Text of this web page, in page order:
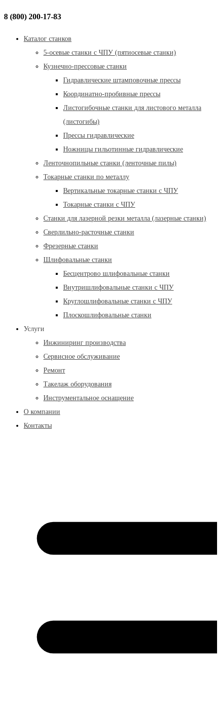
8 (800) 200-17-83
Каталог станков
5-осевые станки с ЧПУ (пятиосевые станки)
Кузнечно-прессовые станки
Гидравлические штамповочные прессы
Координатно-пробивные прессы
Листогибочные станки для листового металла
(листогибы)
Прессы гидравлические
Ножницы гильотинные гидравлические
Ленточнопильные станки (ленточные пилы)
Токарные станки по металлу
Вертикальные токарные станки с ЧПУ
Токарные станки с ЧПУ
Станки для лазерной резки металла (лазерные станки)
Сверлильно-расточные станки
Фрезерные станки
Шлифовальные станки
Бесцентрово шлифовальные станки
Внутришлифовальные станки с ЧПУ
Круглошлифовальные станки с ЧПУ
Плоскошлифовальные станки
Услуги
Инжиниринг производства
Сервисное обслуживание
Ремонт
Такелаж оборудования
Инструментальное оснащение
О компании
Контакты